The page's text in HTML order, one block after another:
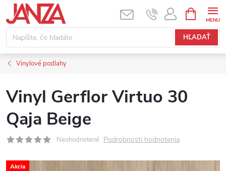
Prejsť na obsah
HĽADAŤ
Vinylové podlahy
Vinyl Gerflor Virtuo 30
Qaja Beige
Neohodnotené Podrobnosti hodnotenia
Akcia